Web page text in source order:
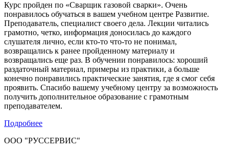
Курс пройден по «Сварщик газовой сварки». Очень
понравилось обучаться в вашем учебном центре Развитие.
Преподаватель, специалист своего дела. Лекции читались
грамотно, четко, информация доносилась до каждого
слушателя лично, если кто-то что-то не понимал,
возвращались к ранее пройденному материалу и
возвращались еще раз. В обучении понравилось: хороший
раздаточный материал, примеры из практики, а больше
конечно понравились практические занятия, где я смог себя
проявить. Спасибо вашему учебному центру за возможность
получить дополнительное образование с грамотным
преподавателем.
Подробнее
ООО "РУССЕРВИС"